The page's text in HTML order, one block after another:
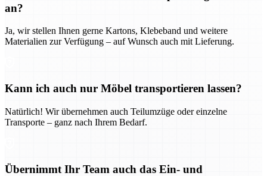
an?
Ja, wir stellen Ihnen gerne Kartons, Klebeband und weitere
Materialien zur Verfügung – auf Wunsch auch mit Lieferung.
Kann ich auch nur Möbel transportieren lassen?
Natürlich! Wir übernehmen auch Teilumzüge oder einzelne
Transporte – ganz nach Ihrem Bedarf.
Übernimmt Ihr Team auch das Ein- und